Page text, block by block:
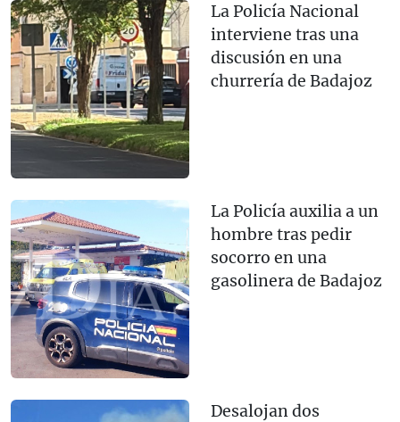
La Policía Nacional
interviene tras una
discusión en una
churrería de Badajoz
La Policía auxilia a un
hombre tras pedir
socorro en una
gasolinera de Badajoz
Desalojan dos